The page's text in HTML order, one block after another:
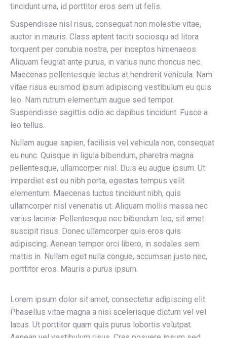
tincidunt urna, id porttitor eros sem ut felis.
Suspendisse nisl risus, consequat non molestie vitae,
auctor in mauris. Class aptent taciti sociosqu ad litora
torquent per conubia nostra, per inceptos himenaeos.
Aliquam feugiat ante purus, in varius nunc rhoncus nec.
Maecenas pellentesque lectus at hendrerit vehicula. Nam
vitae risus euismod ipsum adipiscing vestibulum eu quis
leo. Nam rutrum elementum augue sed tempor.
Suspendisse sagittis odio ac dapibus tincidunt. Fusce a
leo tellus.
Nullam augue sapien, facilisis vel vehicula non, consequat
eu nunc. Quisque in ligula bibendum, pharetra magna
pellentesque, ullamcorper nisl. Duis eu augue ipsum. Ut
imperdiet est eu nibh porta, egestas tempus velit
elementum. Maecenas luctus tincidunt nibh, quis
ullamcorper nisl venenatis ut. Aliquam mollis massa nec
varius lacinia. Pellentesque nec bibendum leo, sit amet
suscipit risus. Donec ullamcorper quis eros quis
adipiscing. Aenean tempor orci libero, in sodales sem
mattis in. Nullam eget nulla congue, accumsan justo nec,
porttitor eros. Mauris a purus ipsum.
Lorem ipsum dolor sit amet, consectetur adipiscing elit.
Phasellus vitae magna a nisi scelerisque dictum vel vel
lacus. Ut porttitor quam quis purus lobortis volutpat.